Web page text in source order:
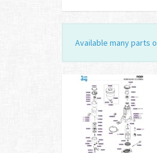
Available many parts